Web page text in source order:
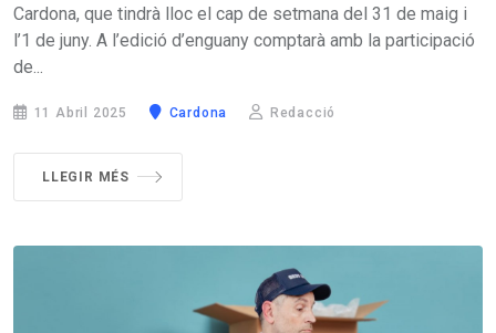
Cardona, que tindrà lloc el cap de setmana del 31 de maig i
l’1 de juny. A l’edició d’enguany comptarà amb la participació
de...
11 Abril 2025 Cardona Redacció
LLEGIR MÉS